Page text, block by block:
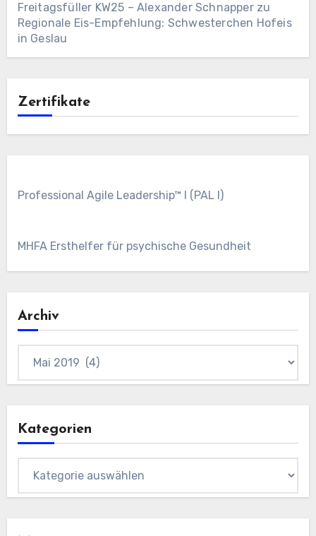
Freitagsfüller KW25 – Alexander Schnapperzu
Regionale Eis-Empfehlung: Schwesterchen Hofeis
in Geslau
Zertifikate
Professional Agile Leadership™ I (PAL I)
MHFA Ersthelfer für psychische Gesundheit
Archiv
Kategorien